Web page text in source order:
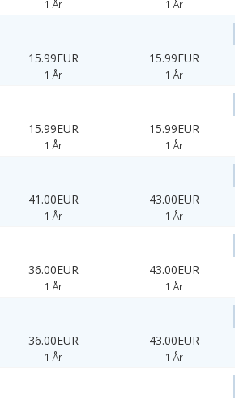
1 År 1 År
15.99EUR
1 År
15.99EUR
1 År
15.99EUR
1 År
15.99EUR
1 År
41.00EUR
1 År
43.00EUR
1 År
36.00EUR
1 År
43.00EUR
1 År
36.00EUR
1 År
43.00EUR
1 År